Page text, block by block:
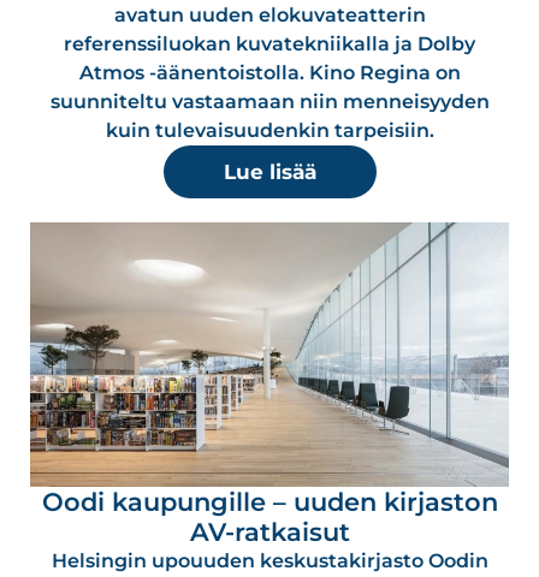
avatun uuden elokuvateatterin
referenssiluokan kuvatekniikalla ja Dolby
Atmos -äänentoistolla. Kino Regina on
suunniteltu vastaamaan niin menneisyyden
kuin tulevaisuudenkin tarpeisiin.
Lue lisää
Oodi kaupungille – uuden kirjaston
AV-ratkaisut
Helsingin upouuden keskustakirjasto Oodin